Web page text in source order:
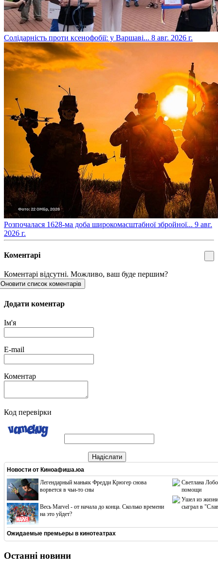
​Солідарність проти ксенофобії: у Варшаві... 8 авг. 2026 г.
​Розпочалася 1628-ма доба широкомасштабної збройної... 9 авг.
2026 г.
Коментарі
Коментарі відсутні. Можливо, ваш буде першим?
Оновити список коментарів
Додати коментар
Ім'я
E-mail
Коментар
Код перевірки
Надіслати
Новости от Киноафиша.юа
Легендарный маньяк Фредди Крюгер снова
ворвется в чьи-то сны
Весь Marvel - от начала до конца. Сколько времени
на это уйдет?
Светлана
помощи
Ушел из жизни
сыграл в
Ожидаемые премьеры в кинотеатрах
Останні новини